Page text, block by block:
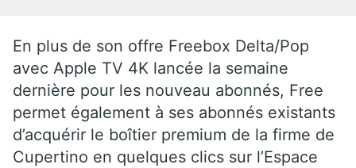
En plus de son offre Freebox Delta/Pop
avec Apple TV 4K lancée la semaine
dernière pour les nouveau abonnés, Free
permet également à ses abonnés existants
d’acquérir le boîtier premium de la firme de
Cupertino en quelques clics sur l’Espace